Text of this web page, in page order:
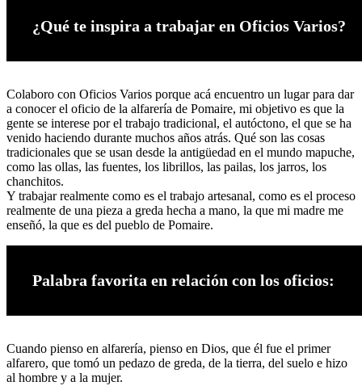
¿Qué te inspira a trabajar en Oficios Varios?
Colaboro con Oficios Varios porque acá encuentro un lugar para dar
a conocer el oficio de la alfarería de Pomaire, mi objetivo es que la
gente se interese por el trabajo tradicional, el autóctono, el que se ha
venido haciendo durante muchos años atrás. Qué son las cosas
tradicionales que se usan desde la antigüedad en el mundo mapuche,
como las ollas, las fuentes, los librillos, las pailas, los jarros, los
chanchitos.
Y trabajar realmente como es el trabajo artesanal, como es el proceso
realmente de una pieza a greda hecha a mano, la que mi madre me
enseñó, la que es del pueblo de Pomaire.
Palabra favorita en relación con los oficios:
Cuando pienso en alfarería, pienso en Dios, que él fue el primer
alfarero, que tomó un pedazo de greda, de la tierra, del suelo e hizo
al hombre y a la mujer.